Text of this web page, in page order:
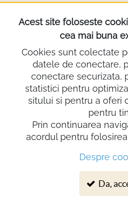
DESPRE NOI
INFORMATII
Contact
0722.640.103
lighting@demco.ro
Showroom
Acest site foloseste
cea mai buna
Cookies sunt colectate
datele de conectare,
conectare securizata,
statistici pentru
sitului si pentru a oferi
pentru
Prin continuarea
acordul pentru
Despre
Da,